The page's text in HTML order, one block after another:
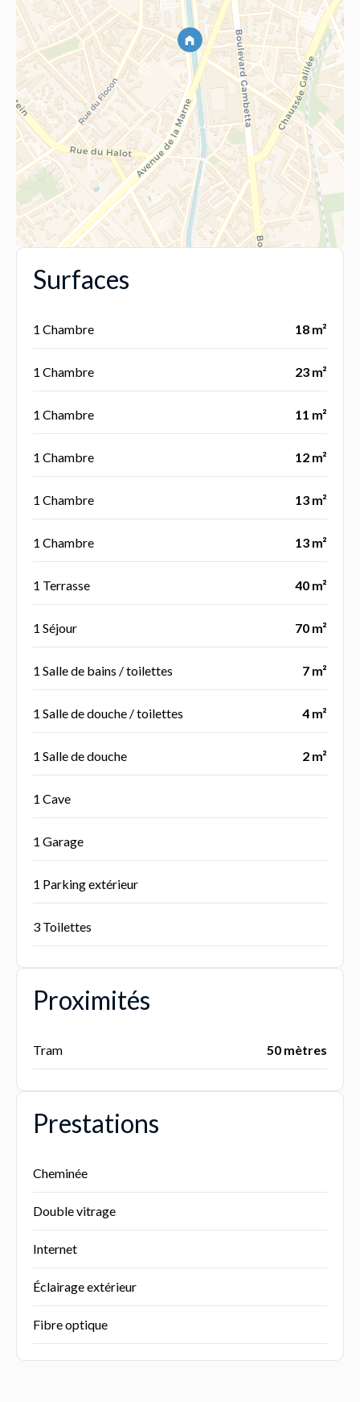
Surfaces
1 Chambre 18 m²
1 Chambre 23 m²
1 Chambre 11 m²
1 Chambre 12 m²
1 Chambre 13 m²
1 Chambre 13 m²
1 Terrasse 40 m²
1 Séjour 70 m²
1 Salle de bains / toilettes 7 m²
1 Salle de douche / toilettes 4 m²
1 Salle de douche 2 m²
1 Cave
1 Garage
1 Parking extérieur
3 Toilettes
Proximités
Tram 50 mètres
Prestations
Cheminée
Double vitrage
Internet
Éclairage extérieur
Fibre optique